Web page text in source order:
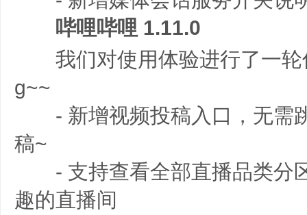
哔哩哔哩 1.11.0
我们对使用体验进行了一轮
g~~
- 新增视频投稿入口，无需
稿~
- 支持查看全部直播品类分
趣的直播间